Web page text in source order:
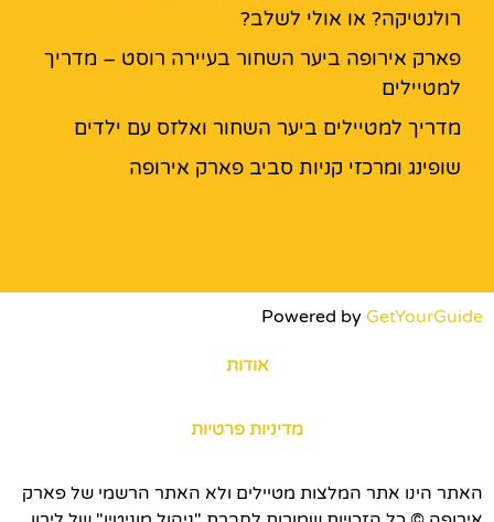
רולנטיקה? או אולי לשלב?
פארק אירופה ביער השחור בעיירה רוסט – מדריך
למטיילים
מדריך למטיילים ביער השחור ואלזס עם ילדים
שופינג ומרכזי קניות סביב פארק אירופה
Powered by GetYourGuide
אודות
מדיניות פרטיות
האתר הינו אתר המלצות מטיילים ולא האתר הרשמי של פארק